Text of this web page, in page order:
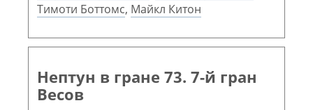
Тимоти Боттомс, Майкл Китон
Нептун в гране 73. 7-й гран
Весов